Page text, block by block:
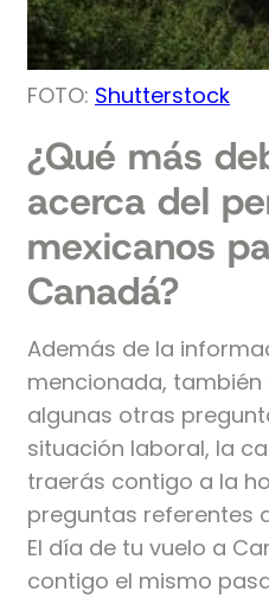
FOTO: Shutterstock
¿Qué más
acerca del
mexicanos
Canadá?
Además de la
mencionada,
algunas otras
situación laboral, la
traerás contigo a la
preguntas referentes
El día de tu vuelo a
contigo el mismo